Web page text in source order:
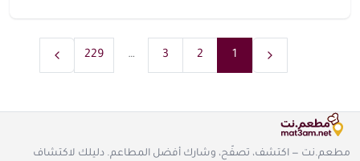
1
2
3
…
229
مطعم.نت — اكتشف، تصفّح، وشارك أفضل المطاعم. دليلك لاكتشاف